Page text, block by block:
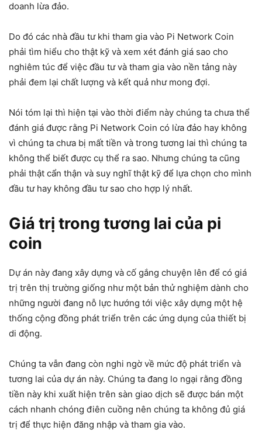
doanh lừa đảo.
Do đó các nhà đầu tư khi tham gia vào Pi Network Coin
phải tìm hiểu cho thật kỹ và xem xét đánh giá sao cho
nghiêm túc để việc đầu tư và tham gia vào nền tảng này
phải đem lại chất lượng và kết quả như mong đợi.
Nói tóm lại thì hiện tại vào thời điểm này chúng ta chưa thể
đánh giá được rằng Pi Network Coin có lừa đảo hay không
vì chúng ta chưa bị mất tiền và trong tương lai thì chúng ta
không thể biết được cụ thể ra sao. Nhưng chúng ta cũng
phải thật cẩn thận và suy nghĩ thật kỹ để lựa chọn cho mình
đầu tư hay không đầu tư sao cho hợp lý nhất.
Giá trị trong tương lai của pi
coin
Dự án này đang xây dựng và cố gắng chuyện lên để có giá
trị trên thị trường giống như một bản thử nghiệm dành cho
những người đang nỗ lực hướng tới việc xây dựng một hệ
thống cộng đồng phát triển trên các ứng dụng của thiết bị
di động.
Chúng ta vẫn đang còn nghi ngờ về mức độ phát triển và
tương lai của dự án này. Chúng ta đang lo ngại rằng đồng
tiền này khi xuất hiện trên sàn giao dịch sẽ được bán một
cách nhanh chóng điên cuồng nên chúng ta không đủ giá
trị để thực hiện đăng nhập và tham gia vào.